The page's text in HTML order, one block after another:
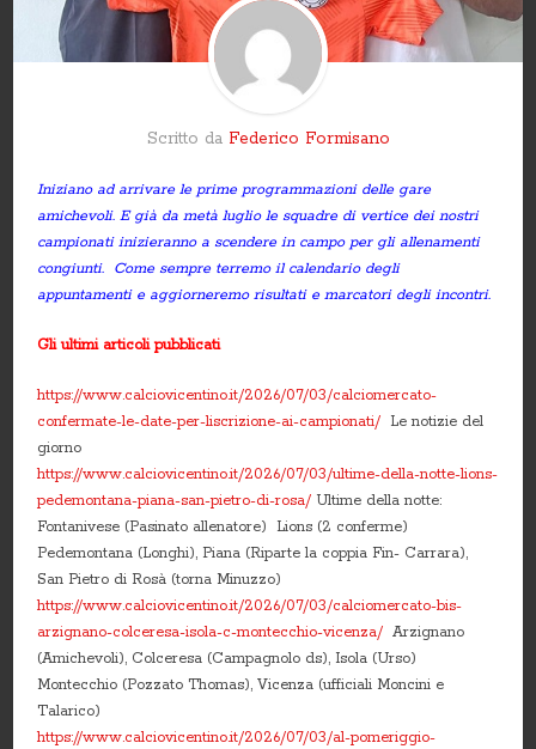
Scritto da Federico Formisano
Iniziano ad arrivare le prime programmazioni delle gare
amichevoli. E già da metà luglio le squadre di vertice dei nostri
campionati inizieranno a scendere in campo per gli allenamenti
congiunti. Come sempre terremo il calendario degli
appuntamenti e aggiorneremo risultati e marcatori degli incontri.
Gli ultimi articoli pubblicati
https://www.calciovicentino.it/2026/07/03/calciomercato-
confermate-le-date-per-liscrizione-ai-campionati/ Le notizie del
giorno
https://www.calciovicentino.it/2026/07/03/ultime-della-notte-lions-
pedemontana-piana-san-pietro-di-rosa/ Ultime della notte:
Fontanivese (Pasinato allenatore) Lions (2 conferme)
Pedemontana (Longhi), Piana (Riparte la coppia Fin- Carrara),
San Pietro di Rosà (torna Minuzzo)
https://www.calciovicentino.it/2026/07/03/calciomercato-bis-
arzignano-colceresa-isola-c-montecchio-vicenza/ Arzignano
(Amichevoli), Colceresa (Campagnolo ds), Isola (Urso)
Montecchio (Pozzato Thomas), Vicenza (ufficiali Moncini e
Talarico)
https://www.calciovicentino.it/2026/07/03/al-pomeriggio-